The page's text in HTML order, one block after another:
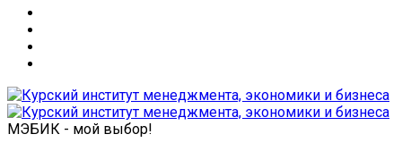
МЭБИК - мой выбор!